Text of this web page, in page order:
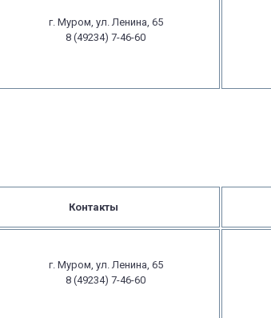
г. Муром, ул. Ленина, 65
8 (49234) 7-46-60
Контакты
г. Муром, ул. Ленина, 65
8 (49234) 7-46-60